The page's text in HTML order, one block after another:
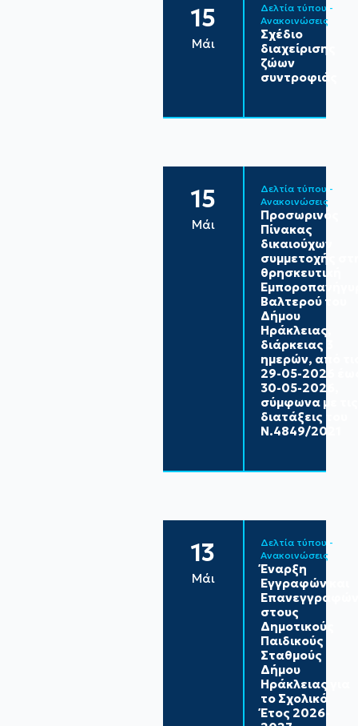
15
Μάι
Δελτία τύπου -
Ανακοινώσεις
Σχέδιο
διαχείρισης
ζώων
συντροφιάς
15
Μάι
Δελτία τύπου -
Ανακοινώσεις
Προσωρινός
Πίνακας
δικαιούχων
συμμετοχής
θρησκευτική
Βαλτερού του
Δήμου
Ηράκλειας,
διάρκειας 3
ημερών, από
29-05-2026
30-05-2026,
σύμφωνα με τις
διατάξεις του
Ν.4849/2021
13
Μάι
Δελτία τύπου -
Ανακοινώσεις
Έναρξη
Εγγραφών και
Επανεγγραφών
στους
Δημοτικούς
Παιδικούς
Σταθμούς
Δήμου
Ηράκλειας για
το Σχολικό
Έτος 2026-